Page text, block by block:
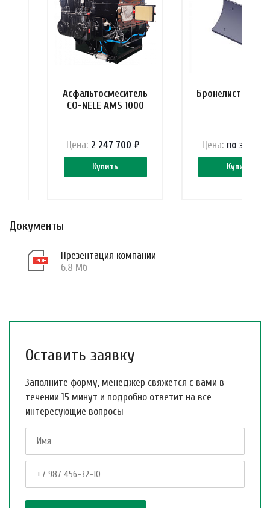
Асфальтосмеситель
CO-NELE AMS 1000
Купить
Цена: 2 247 700 ₽
Бронелист 12-17
Купить
Цена: по зап
Документы
Презентация компании
6.8 Мб
Оставить заявку
Заполните форму, менеджер свяжется с вами в
течении 15 минут и подробно ответит на все
интересующие вопросы